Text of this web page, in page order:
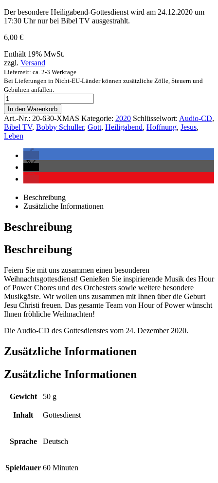
Der besondere Heiligabend-Gottesdienst wird am 24.12.2020 um
17:30 Uhr nur bei Bibel TV ausgestrahlt.
6,00 €
Enthält 19% MwSt.
zzgl. Versand
Lieferzeit: ca. 2-3 Werktage
Bei Lieferungen in Nicht-EU-Länder können zusätzliche Zölle, Steuern und
Gebühren anfallen.
In den Warenkorb
Art.-Nr.: 20-630-XMAS Kategorie: 2020 Schlüsselwort: Audio-CD,
Bibel TV, Bobby Schuller, Gott, Heiligabend, Hoffnung, Jesus,
Leben
Beschreibung
Zusätzliche Informationen
Beschreibung
Beschreibung
Feiern Sie mit uns zusammen einen besonderen
Weihnachtsgottesdienst! Genießen Sie inspirierende Musik des Hour
of Power Chores und des Orchesters sowie weitere besondere
Musikgäste. Wir wollen uns zusammen mit Ihnen über die Geburt
Jesu Christi freuen. Das gesamte Team von Hour of Power wünscht
Ihnen fröhliche Weihnachten!
Die Audio-CD des Gottesdienstes vom 24. Dezember 2020.
Zusätzliche Informationen
Zusätzliche Informationen
Gewicht 50 g
Inhalt Gottesdienst
Sprache Deutsch
Spieldauer 60 Minuten